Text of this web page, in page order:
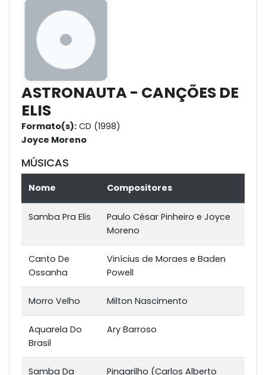
ASTRONAUTA - CANÇÕES DE
ELIS
Formato(s): CD (1998)
Joyce Moreno
MÚSICAS
Nome Compositores
Samba Pra Elis
Paulo César Pinheiro e Joyce
Moreno
Canto De
Ossanha
Vinícius de Moraes e Baden
Powell
Morro Velho Milton Nascimento
Aquarela Do
Brasil
Ary Barroso
Samba Da Pingarilho (Carlos Alberto